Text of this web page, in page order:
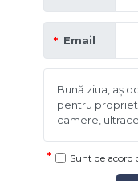
Email
Sunt de acord